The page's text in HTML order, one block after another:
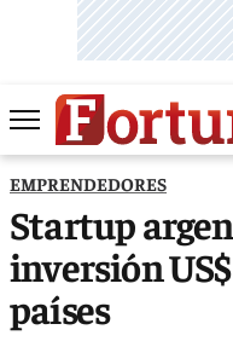
EMPRENDEDORES
Startup
inversión
países